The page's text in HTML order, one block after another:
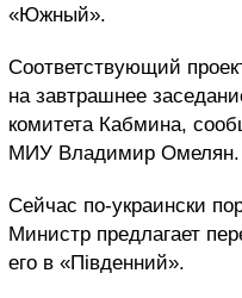
«Южный».
Соответствующий
на завтрашнее
комитета Кабмина,
МИУ Владимир Омелян.
Сейчас по-украински
Министр предлагает
его в «Південний».